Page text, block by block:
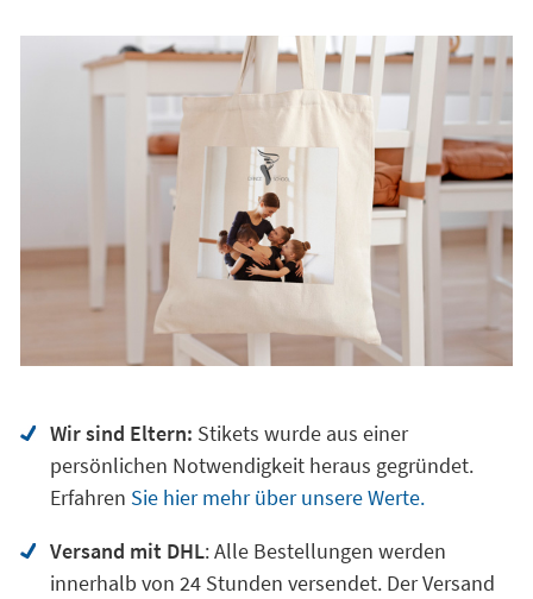
Wir sind Eltern: Stikets wurde aus einer
persönlichen Notwendigkeit heraus gegründet.
Erfahren Sie hier mehr über unsere Werte.
Versand mit DHL: Alle Bestellungen werden
innerhalb von 24 Stunden versendet. Der Versand